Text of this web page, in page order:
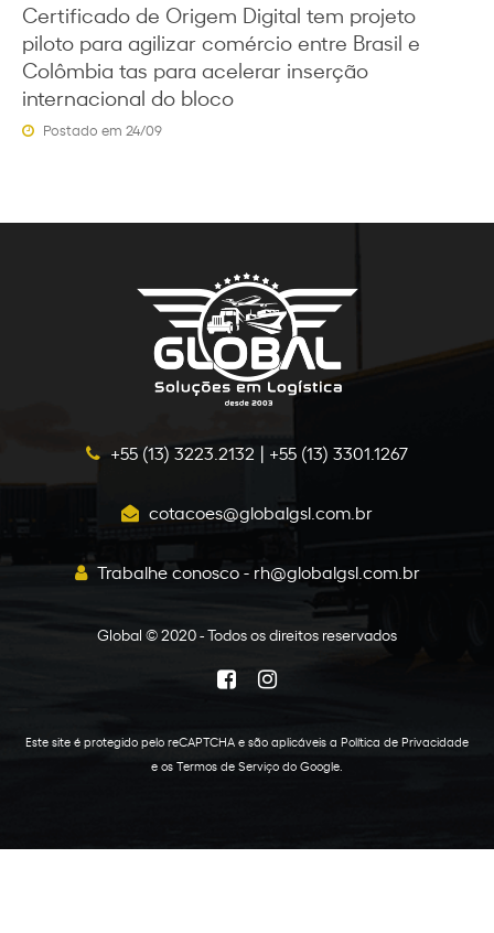
Certificado de Origem Digital tem projeto
piloto para agilizar comércio entre Brasil e
Colômbia tas para acelerar inserção
internacional do bloco
Postado em 24/09
cotacoes@globalgsl.com.br
Trabalhe conosco - rh@globalgsl.com.br
+55 (13) 3223.2132 | +55 (13) 3301.1267
Global © 2020 - Todos os direitos reservados
Este site é protegido pelo reCAPTCHA e são aplicáveis a Política de Privacidade
e os Termos de Serviço do Google.